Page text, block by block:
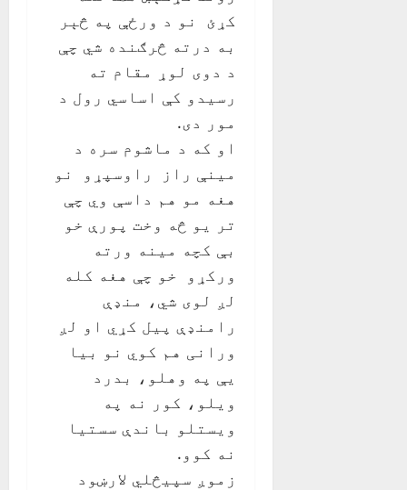
کړئ نو د ورځې په څېر
به درته څرګنده شي چې
د دوی لوړ مقام ته
رسيدو کې اساسي رول د
مور دی.
او که د ماشوم سره د
مينې راز راوسپړو نو
هغه مو هم داسې وي چې
تر يو څه وخت پورې خو
بې کچه مينه ورته
ورکړو خو چې هغه کله
لږ لوی شي، منډې
رامنډې پيل کړي او لږ
ورانی هم کوي نو بيا
يې په وهلو، بدرد
ويلو، کور نه په
ويستلو باندې سستيا
نه کوو.
زموږ سپيڅلي لارښود